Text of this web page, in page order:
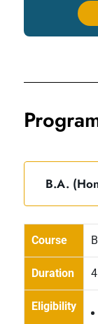
B.A.
Course
Duration
Eligibility